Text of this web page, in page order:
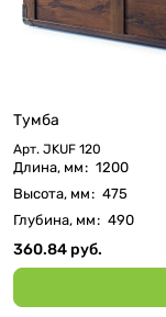
Тумба
Арт. JKUF 120
Длина, мм: 1200
Высота, мм: 475
Глубина, мм: 490
360.84 руб.